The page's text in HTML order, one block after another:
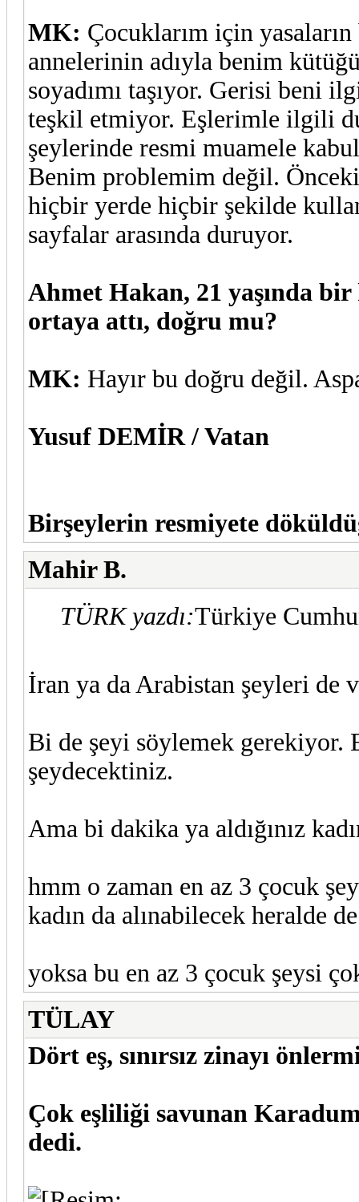
MK: Çocuklarım için yasaların
annelerinin adıyla benim
soyadımı taşıyor. Gerisi beni
teşkil etmiyor. Eşlerimle ilgili
şeylerinde resmi muamele
Benim problemim değil.
hiçbir yerde hiçbir şekilde
sayfalar arasında duruyor.
Ahmet Hakan, 21 yaşında bir
ortaya attı, doğru mu?
MK: Hayır bu doğru değil.
Yusuf DEMİR / Vatan
Birşeylerin resmiyete
Mahir B.
TÜRK yazdı:Türkiye
İran ya da Arabistan şeyleri de
Bi de şeyi söylemek gerekiyor.
şeydecektiniz.
Ama bi dakika ya aldığınız
hmm o zaman en az 3 çocuk
kadın da alınabilecek heralde
yoksa bu en az 3 çocuk şeysi
TÜLAY
Dört eş, sınırsız zinayı
Çok eşliliği savunan
dedi.